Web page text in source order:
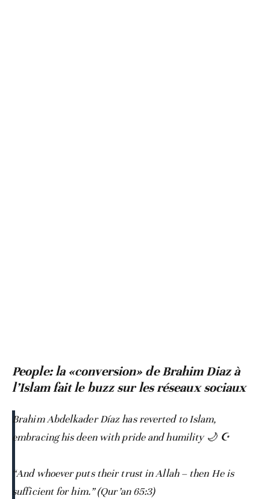
People: la «conversion» de Brahim Diaz à
l’Islam fait le buzz sur les réseaux sociaux
Brahim Abdelkader Díaz has reverted to Islam,
embracing his deen with pride and humility 🌙 ☪️
“And whoever puts their trust in Allah – then He is
sufficient for him.” (Qur’an 65:3)